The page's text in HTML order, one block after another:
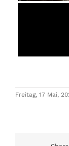
Freitag, 17 Mai,